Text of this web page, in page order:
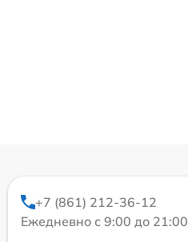
+7 (861) 212-36-12
Ежедневно с 9:00 до 21:00